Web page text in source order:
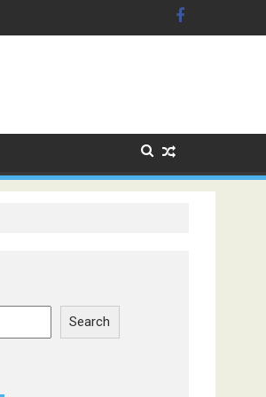
Search